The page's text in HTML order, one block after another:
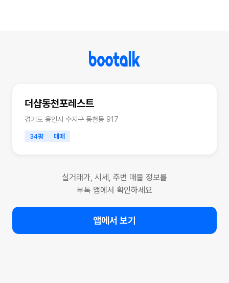
더샵동천포레스트
경기도 용인시 수지구 동천동 917
34평 매매
실거래가, 시세, 주변 매물 정보를
부톡 앱에서 확인하세요
앱에서 보기